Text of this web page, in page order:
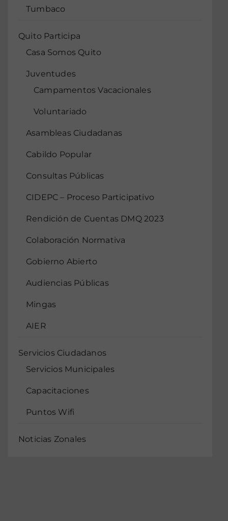
Tumbaco
Quito Participa
Casa Somos Quito
Juventudes
Campamentos Vacacionales
Voluntariado
Asambleas Ciudadanas
Cabildo Popular
Consultas Públicas
CIDEPC – Proceso Participativo
Rendición de Cuentas DMQ 2023
Colaboración Normativa
Gobierno Abierto
Audiencias Públicas
Mingas
AIER
Servicios Ciudadanos
Servicios Municipales
Capacitaciones
Puntos Wifi
Noticias Zonales